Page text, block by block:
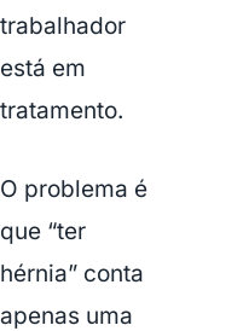
trabalhador
está em
tratamento.
O problema é
que “ter
hérnia” conta
apenas uma